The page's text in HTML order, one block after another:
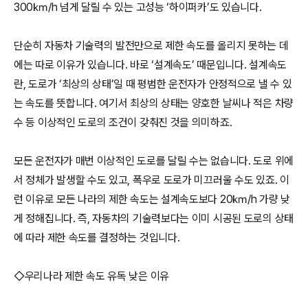
300㎞/h 넘게 달릴 수 있는 고성능 ‘하이퍼카’도 있습니다.
단순히 자동차 기술력의 발전만으로 제한 속도를 올리지 못하는 데
에는 따로 이유가 있습니다. 바로 ‘설계속도’ 때문입니다. 설계속도
란, 도로가 ‘최상의 상태’일 때 평범한 운전자가 안정적으로 낼 수 있
는 속도를 뜻합니다. 여기서 최상의 상태는 양호한 날씨나 적은 차량
수 등 이상적인 도로의 조건이 갖춰진 것을 의미하죠.
모든 운전자가 매번 이상적인 도로를 달릴 수는 없습니다. 도로 위에
서 정체가 발생할 수도 있고, 폭우로 도로가 미끄러울 수도 있죠. 이
런 이유로 모든 나라의 제한 속도는 설계속도보다 20㎞/h 가량 낮
게 정해집니다. 즉, 자동차의 기술력보다는 이미 시공된 도로의 상태
에 따라 제한 속도를 결정하는 것입니다.
◇우리나라 제한 속도 유독 낮은 이유